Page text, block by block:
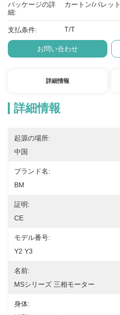
パッケージの詳
細:
カートン/パレット
支払条件: T/T
お問い合わせ
詳細情報
詳細情報
起源の場所:
中国
ブランド名:
BM
証明:
CE
モデル番号:
Y2 Y3
名前:
MSシリーズ 三相モーター
身体: